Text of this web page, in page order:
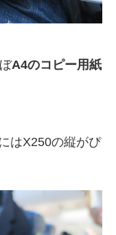
A4のコピー用紙
はX250の縦がぴ